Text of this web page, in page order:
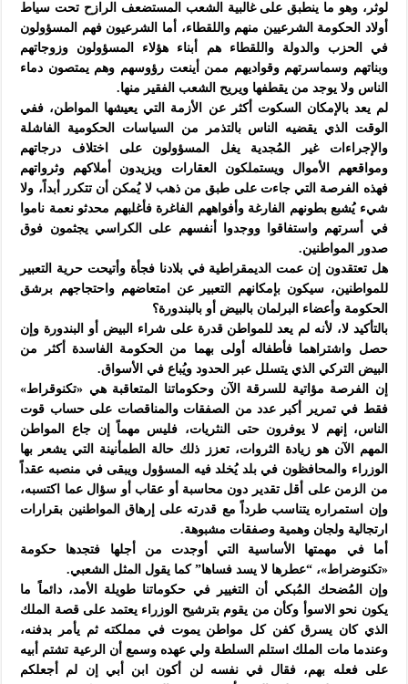
لوثر، وهو ما ينطبق على غالبية الشعب المستضعف الرازح تحت سياط
أولاد الحكومة الشرعيين منهم واللقطاء، أما الشرعيون فهم المسؤولون
في الحزب والدولة واللقطاء هم أبناء هؤلاء المسؤولون وزوجاتهم
وبناتهم وسماسرتهم وقواديهم ممن أينعت رؤوسهم وهم يمتصون دماء
الناس ولا يوجد من يقطفها ويريح الشعب الفقير منها.
لم يعد بالإمكان السكوت أكثر عن الأزمة التي يعيشها المواطن، ففي
الوقت الذي يقضيه الناس بالتذمر من السياسات الحكومية الفاشلة
والإجراءات غير المُجدية يغل المسؤولون على اختلاف درجاتهم
ومواقعهم الأموال ويستملكون العقارات ويزيدون أملاكهم وثرواتهم
فهذه الفرصة التي جاءت على طبق من ذهب لا يُمكن أن تتكرر أبداً، ولا
شيء يُشبع بطونهم الفارغة وأفواههم الفاغرة فأغلبهم محدثو نعمة ناموا
في أسرتهم واستفاقوا ووجدوا أنفسهم على الكراسي يجثمون فوق
صدور المواطنين.
هل تعتقدون إن عمت الديمقراطية في بلادنا فجأة وأتيحت حرية التعبير
للمواطنين، سيكون بإمكانهم التعبير عن امتعاضهم واحتجاجهم برشق
الحكومة وأعضاء البرلمان بالبيض أو بالبندورة؟
بالتأكيد لا، لأنه لم يعد للمواطن قدرة على شراء البيض أو البندورة وإن
حصل واشتراهما فأطفاله أولى بهما من الحكومة الفاسدة أكثر من
البيض التركي الذي يتسلل عبر الحدود ويُباع في الأسواق.
إن الفرصة مؤاتية للسرقة الآن وحكوماتنا المتعاقبة هي «تكنوقراط»
فقط في تمرير أكبر عدد من الصفقات والمناقصات على حساب قوت
الناس، إنهم لا يوفرون حتى النثريات، فليس مهماً إن جاع المواطن
المهم الآن هو زيادة الثروات، تعزز ذلك حالة الطمأنينة التي يشعر بها
الوزراء والمحافظون في بلد يُخلد فيه المسؤول ويبقى في منصبه عقداً
من الزمن على أقل تقدير دون محاسبة أو عقاب أو سؤال عما اكتسبه،
وإن استمراره يتناسب طرداً مع قدرته على إرهاق المواطنين بقرارات
ارتجالية ولجان وهمية وصفقات مشبوهة.
أما في مهمتها الأساسية التي أوجدت من أجلها فتجدها حكومة
«تكنوضراط»، “عطرها لا يسد فساها” كما يقول المثل الشعبي.
وإن المُضحك المُبكي أن التغيير في حكوماتنا طويلة الأمد، دائماً ما
يكون نحو الاسوأ وكأن من يقوم بترشيح الوزراء يعتمد على قصة الملك
الذي كان يسرق كفن كل مواطن يموت في مملكته ثم يأمر بدفنه،
وعندما مات الملك استلم السلطة ولي عهده وسمع أن الرعية تشتم أبيه
على فعله بهم، فقال في نفسه لن أكون ابن أبي إن لم أجعلكم